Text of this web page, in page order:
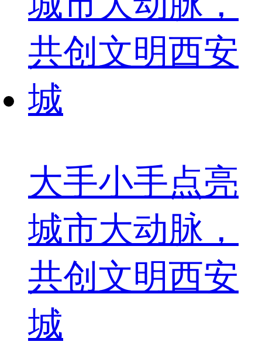
大手小手点亮
城市大动脉，
共创文明西安
城